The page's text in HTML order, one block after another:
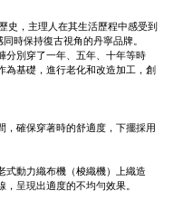
史，主理人在其生活歷程中感受到
時保持復古視角的丹寧品牌。
分別穿了一年、五年、十年等時
為基礎，進行老化和改造加工，創
，確保穿著時的舒適度，下擺採用
式動力織布機（梭織機）上織造
呈現出適度的不均勻效果。